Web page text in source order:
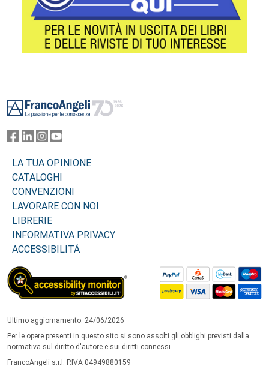
LA TUA OPINIONE
CATALOGHI
CONVENZIONI
LAVORARE CON NOI
LIBRERIE
INFORMATIVA PRIVACY
ACCESSIBILITÁ
Ultimo aggiornamento: 24/06/2026
Per le opere presenti in questo sito si sono assolti gli obblighi previsti dalla
normativa sul diritto d'autore e sui diritti connessi.
FrancoAngeli s.r.l. P.IVA 04949880159